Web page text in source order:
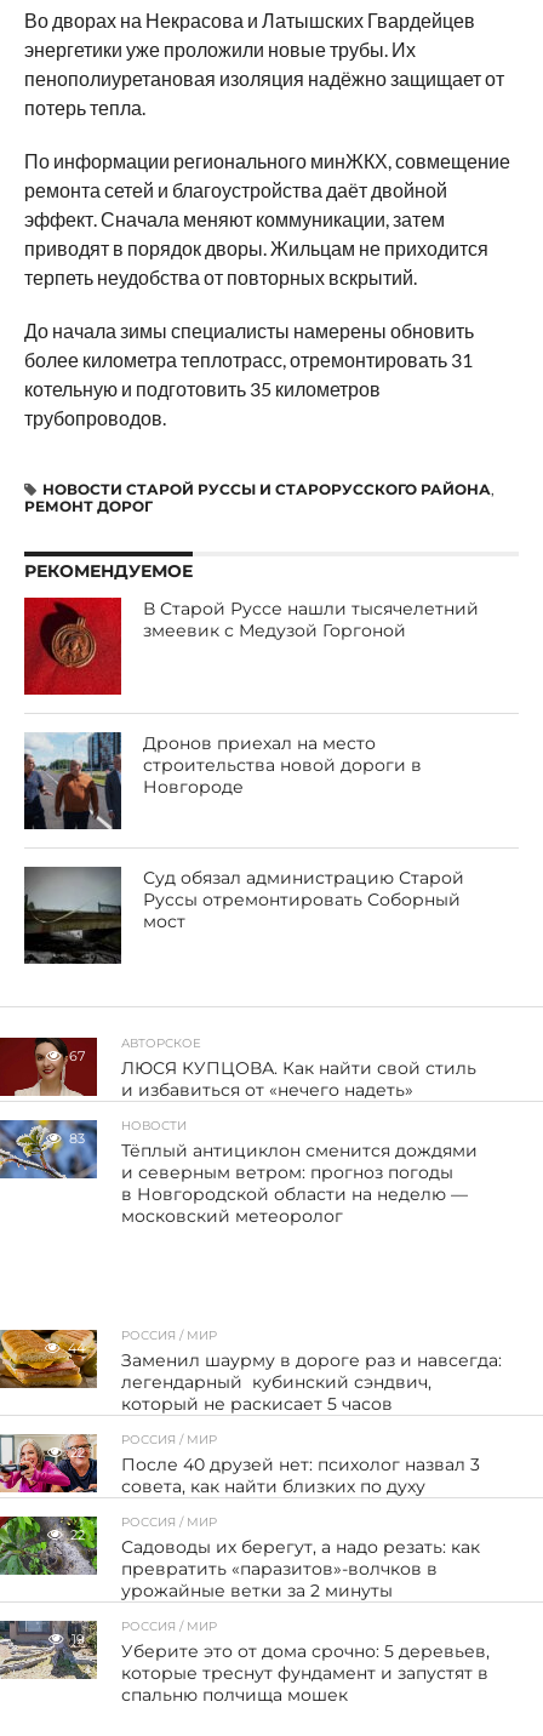
Во дворах на Некрасова и Латышских Гвардейцев
энергетики уже проложили новые трубы. Их
пенополиуретановая изоляция надёжно защищает от
потерь тепла.
По информации регионального минЖКХ, совмещение
ремонта сетей и благоустройства даёт двойной
эффект. Сначала меняют коммуникации, затем
приводят в порядок дворы. Жильцам не приходится
терпеть неудобства от повторных вскрытий.
До начала зимы специалисты намерены обновить
более километра теплотрасс, отремонтировать 31
котельную и подготовить 35 километров
трубопроводов.
НОВОСТИ СТАРОЙ РУССЫ И СТАРОРУССКОГО РАЙОНА,
РЕМОНТ ДОРОГ
РЕКОМЕНДУЕМОЕ
В Старой Руссе нашли тысячелетний
змеевик с Медузой Горгоной
Дронов приехал на место
строительства новой дороги в
Новгороде
Суд обязал администрацию Старой
Руссы отремонтировать Соборный
мост
67
АВТОРСКОЕ
ЛЮСЯ КУПЦОВА. Как найти свой стиль
и избавиться от «нечего надеть»
83
НОВОСТИ
Тёплый антициклон сменится дождями
и северным ветром: прогноз погоды
в Новгородской области на неделю —
московский метеоролог
44
РОССИЯ / МИР
Заменил шаурму в дороге раз и навсегда:
легендарный кубинский сэндвич,
который не раскисает 5 часов
22
РОССИЯ / МИР
После 40 друзей нет: психолог назвал 3
совета, как найти близких по духу
22
РОССИЯ / МИР
Садоводы их берегут, а надо резать: как
превратить «паразитов»-волчков в
урожайные ветки за 2 минуты
19
РОССИЯ / МИР
Уберите это от дома срочно: 5 деревьев,
которые треснут фундамент и запустят в
спальню полчища мошек